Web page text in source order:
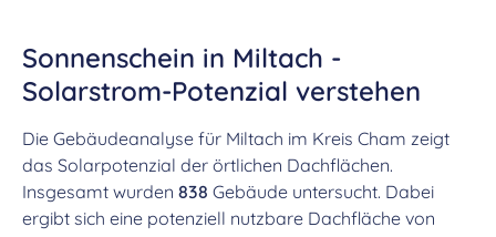
Sonnenschein in Miltach -
Solarstrom-Potenzial verstehen
Die Gebäudeanalyse für Miltach im Kreis Cham zeigt
das Solarpotenzial der örtlichen Dachflächen.
Insgesamt wurden 838 Gebäude untersucht. Dabei
ergibt sich eine potenziell nutzbare Dachfläche von